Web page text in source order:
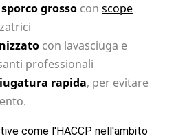
grossocon scope
con lavasciuga e
professionali
rapida, per evitare
come l'HACCP nell'ambito